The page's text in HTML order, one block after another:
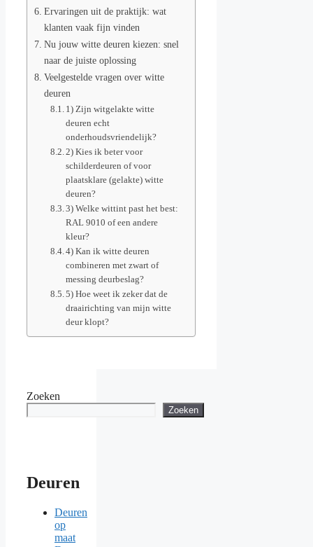
Ervaringen uit de praktijk: wat
klanten vaak fijn vinden
Nu jouw witte deuren kiezen: snel
naar de juiste oplossing
Veelgestelde vragen over witte
deuren
1) Zijn witgelakte witte
deuren echt
onderhoudsvriendelijk?
2) Kies ik beter voor
schilderdeuren of voor
plaatsklare (gelakte) witte
deuren?
3) Welke wittint past het best:
RAL 9010 of een andere
kleur?
4) Kan ik witte deuren
combineren met zwart of
messing deurbeslag?
5) Hoe weet ik zeker dat de
draairichting van mijn witte
deur klopt?
Zoeken
Zoeken
Deuren
Deuren
op
maat